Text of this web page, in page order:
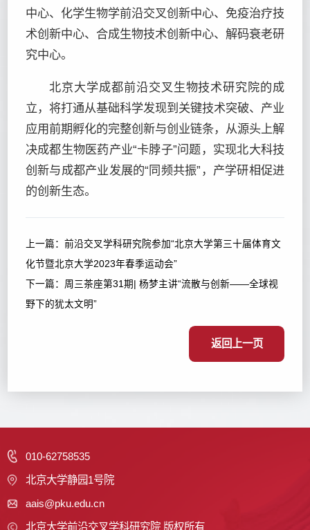
中心、化学生物学前沿交叉创新中心、免疫治疗技
术创新中心、合成生物技术创新中心、解码衰老研
究中心。
北京大学成都前沿交叉生物技术研究院的成
立，将打通从基础科学发现到关键技术突破、产业
应用前期孵化的完整创新与创业链条，从源头上解
决成都生物医药产业“卡脖子”问题，实现北大科技
创新与成都产业发展的“同频共振”，产学研相促进
的创新生态。
上一篇： 前沿交叉学科研究院参加“北京大学第三十届体育文
化节暨北京大学2023年春季运动会”
下一篇： 周三茶座第31期| 杨梦主讲“流散与创新——全球视
野下的犹太文明”
返回上一页
010-62758535
北京大学静园1号院
aais@pku.edu.cn
北京大学前沿交叉学科研究院 版权所有